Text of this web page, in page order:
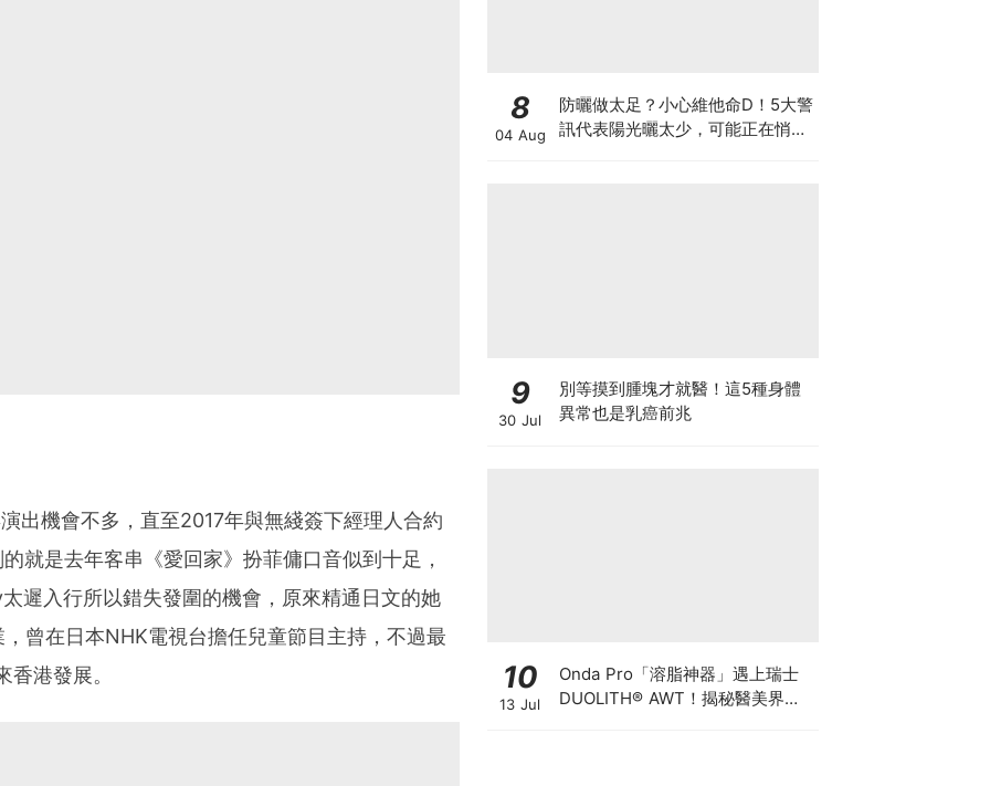
出機會不多，直至2017年與無綫簽下經理人合約
就是去年客串《愛回家》扮菲傭口音似到十足，
遲入行所以錯失發圍的機會，原來精通日文的她
曾在日本NHK電視台擔任兒童節目主持，不過最
港發展。
8
04 Aug
防曬做太足？小心維他命D！5大警
訊代表陽光曬太少，可能正在悄悄
9
30 Jul
別等摸到腫塊才就醫！這5種身體
異常也是乳癌前兆
10
13 Jul
Onda Pro「溶脂神器」遇上瑞士
DUOLITH® AWT！揭秘醫美界悄